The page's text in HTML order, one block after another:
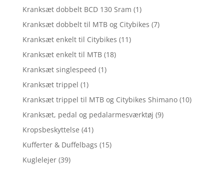
Kranksæt dobbelt BCD 130 Sram (1)
Kranksæt dobbelt til MTB og Citybikes (7)
Kranksæt enkelt til Citybikes (11)
Kranksæt enkelt til MTB (18)
Kranksæt singlespeed (1)
Kranksæt trippel (1)
Kranksæt trippel til MTB og Citybikes Shimano (10)
Kranksæt, pedal og pedalarmesværktøj (9)
Kropsbeskyttelse (41)
Kufferter & Duffelbags (15)
Kuglelejer (39)